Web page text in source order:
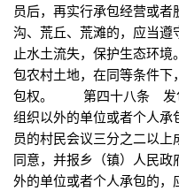
员后，再实行承包经营或
沟、荒丘、荒滩的，应当
止水土流失，保护生态
包农村土地，在同等条件
包权。 第四十八条 发包
组织以外的单位或者个人
员的村民会议三分之二以
同意，并报乡（镇）人民
外的单位或者个人承包的